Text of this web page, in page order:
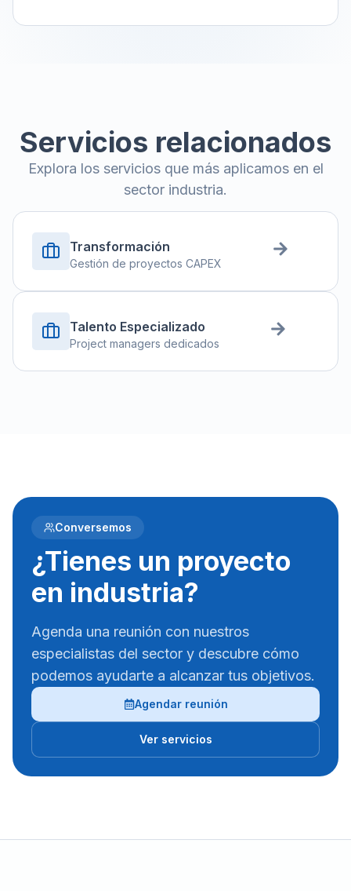
Servicios relacionados
Explora los servicios que más aplicamos en el
sector industria.
Transformación
Gestión de proyectos CAPEX
Talento Especializado
Project managers dedicados
Conversemos
¿Tienes un proyecto
en industria?
Agenda una reunión con nuestros
especialistas del sector y descubre cómo
podemos ayudarte a alcanzar tus objetivos.
Agendar reunión
Ver servicios